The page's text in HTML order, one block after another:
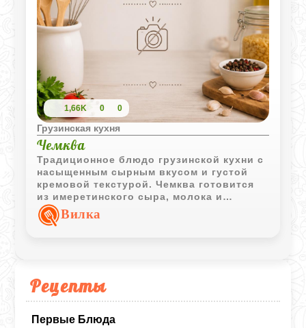
Рецепты
Первые Блюда
1,66K 0 0
Грузинская кухня
Чемква
Традиционное блюдо грузинской кухни с
насыщенным сырным вкусом и густой
кремовой текстурой. Чемква готовится
из имеретинского сыра, молока и
кукурузной муки и подается
исключительно горячей.
Вилка